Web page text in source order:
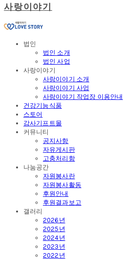
사랑이야기
법인
법인 소개
법인 사업
사랑이야기
사랑이야기 소개
사랑이야기 사업
사랑이야기 작업장 이용안내
건강기능식품
스토어
감사기프트몰
커뮤니티
공지사항
자유게시판
고충처리함
나눔공간
자원봉사란
자원봉사활동
후원안내
후원결과보고
갤러리
2026년
2025년
2024년
2023년
2022년